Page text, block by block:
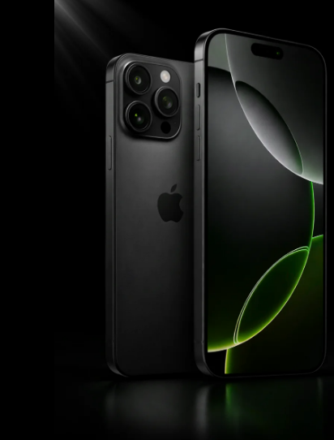
Engizek po
na čas
„Seberte
Muradov mezitím
Logicky by měl
zájem nemá.
„Kerima
výš.
Podle něj
o plnohodnotný